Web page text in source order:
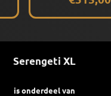
Serengeti XL
is onderdeel van